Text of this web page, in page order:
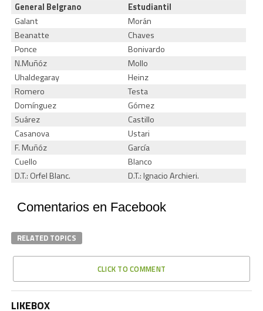
General Belgrano
Estudiantil
Galant
Morán
Beanatte
Chaves
Ponce
Bonivardo
N.Muñóz
Mollo
Uhaldegaray
Heinz
Romero
Testa
Domínguez
Gómez
Suárez
Castillo
Casanova
Ustari
F. Muñóz
García
Cuello
Blanco
D.T.: Orfel Blanc.
D.T.: Ignacio Archieri.
Comentarios en Facebook
RELATED TOPICS
CLICK TO COMMENT
LIKEBOX